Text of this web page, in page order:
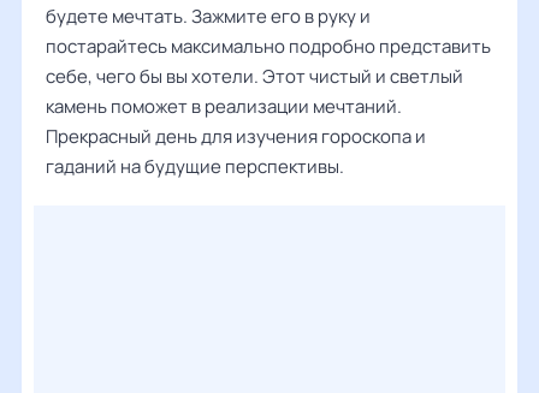
будете мечтать. Зажмите его в руку и
постарайтесь максимально подробно представить
себе, чего бы вы хотели. Этот чистый и светлый
камень поможет в реализации мечтаний.
Прекрасный день для изучения гороскопа и
гаданий на будущие перспективы.